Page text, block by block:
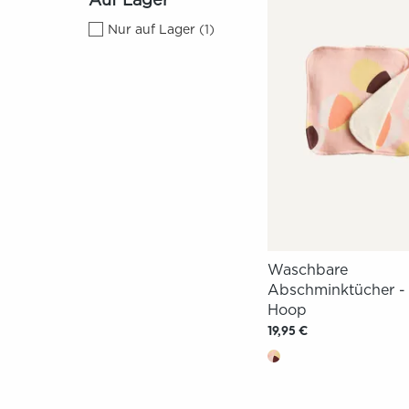
Nur auf Lager (1)
Waschbare
Abschminktücher -
Hoop
19,95 €